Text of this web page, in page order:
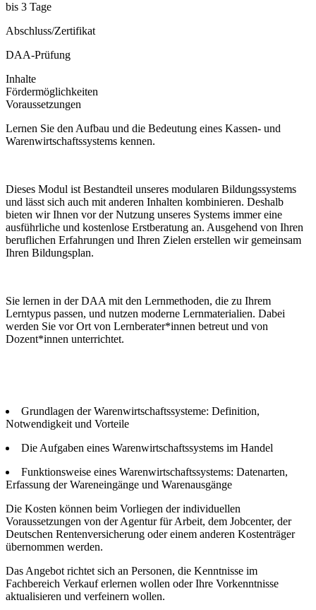
bis 3 Tage
Abschluss/Zertifikat
DAA-Prüfung
Inhalte
Fördermöglichkeiten
Voraussetzungen
Lernen Sie den Aufbau und die Bedeutung eines Kassen- und
Warenwirtschaftssystems kennen.
Dieses Modul ist Bestandteil unseres modularen Bildungssystems
und lässt sich auch mit anderen Inhalten kombinieren. Deshalb
bieten wir Ihnen vor der Nutzung unseres Systems immer eine
ausführliche und kostenlose Erstberatung an. Ausgehend von Ihren
beruflichen Erfahrungen und Ihren Zielen erstellen wir gemeinsam
Ihren Bildungsplan.
Sie lernen in der DAA mit den Lernmethoden, die zu Ihrem
Lerntypus passen, und nutzen moderne Lernmaterialien. Dabei
werden Sie vor Ort von Lernberater*innen betreut und von
Dozent*innen unterrichtet.
Grundlagen der Warenwirtschaftssysteme: Definition,
Notwendigkeit und Vorteile
Die Aufgaben eines Warenwirtschaftssystems im Handel
Funktionsweise eines Warenwirtschaftssystems: Datenarten,
Erfassung der Wareneingänge und Warenausgänge
Die Kosten können beim Vorliegen der individuellen
Voraussetzungen von der Agentur für Arbeit, dem Jobcenter, der
Deutschen Rentenversicherung oder einem anderen Kostenträger
übernommen werden.
Das Angebot richtet sich an Personen, die Kenntnisse im
Fachbereich Verkauf erlernen wollen oder Ihre Vorkenntnisse
aktualisieren und verfeinern wollen.